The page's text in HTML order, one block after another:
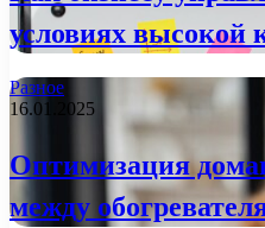
условиях высокой
Разное
16.01.2025
Оптимизация
между